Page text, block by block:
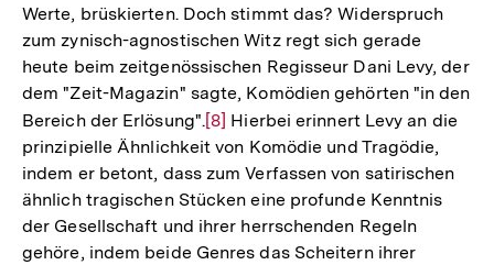
Werte, brüskierten. Doch stimmt das? Widerspruch
zum zynisch-agnostischen Witz regt sich gerade
heute beim zeitgenössischen Regisseur Dani Levy, der
dem "Zeit-Magazin" sagte, Komödien gehörten "in den
Bereich der Erlösung".Zur
Auflösung
der
Fußnote
[8] Hierbei erinnert Levy an die
prinzipielle Ähnlichkeit von Komödie und Tragödie,
indem er betont, dass zum Verfassen von satirischen
ähnlich tragischen Stücken eine profunde Kenntnis
der Gesellschaft und ihrer herrschenden Regeln
gehöre, indem beide Genres das Scheitern ihrer